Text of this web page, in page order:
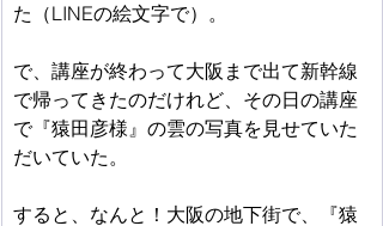
た（LINEの絵文字で）。
で、講座が終わって大阪まで出て新幹線
で帰ってきたのだけれど、その日の講座
で『猿田彦様』の雲の写真を見せていた
だいていた。
すると、なんと！大阪の地下街で、『猿